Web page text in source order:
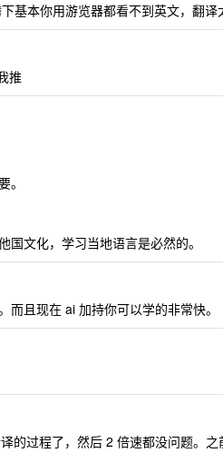
基本你用游览器都看不到英文，翻译
推
。
文化，学习当地语言是必然的。
且现在 ai 加持你可以学的非常快。
的过程了，然后 2 倍速都没问题。